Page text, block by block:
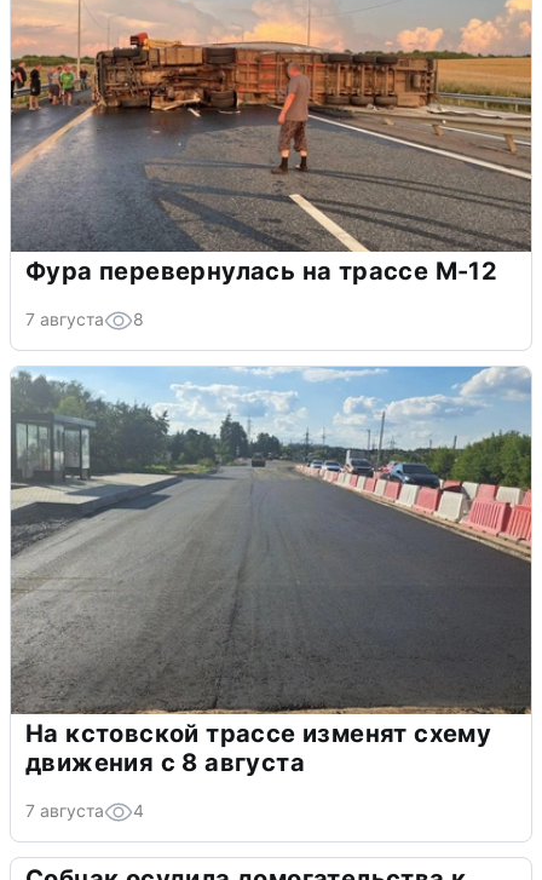
Фура перевернулась на трассе М-12
7 августа 8
На кстовской трассе изменят схему
движения с 8 августа
7 августа 4